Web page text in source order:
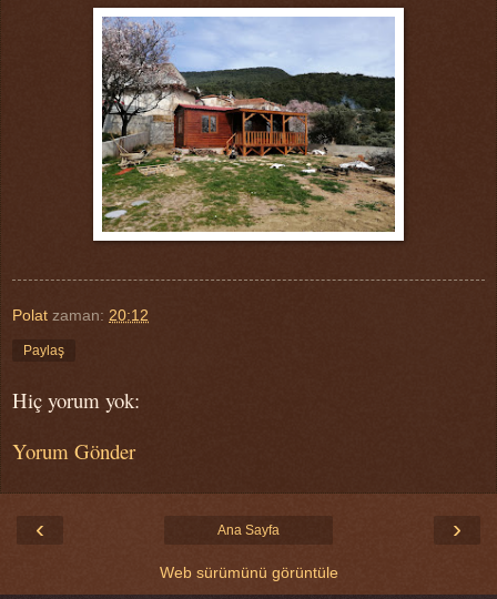
Polat zaman: 20:12
Paylaş
Hiç yorum yok:
Yorum Gönder
‹ ›
Ana Sayfa
Web sürümünü görüntüle